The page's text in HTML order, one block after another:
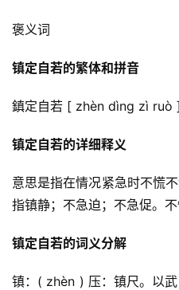
褒义词
镇定自若的繁体和拼音
鎮定自若 [ zhèn dìng zì ruò ]
镇定自若的详细释义
意思是指在情况紧急时不慌
指镇静；不急迫；不急促。不
镇定自若的词义分解
镇：( zhèn ) 压：镇尺。以